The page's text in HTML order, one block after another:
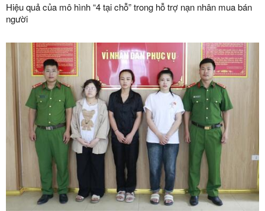
Hiệu quả của mô hình “4 tại chỗ” trong hỗ trợ nạn nhân mua bán
người